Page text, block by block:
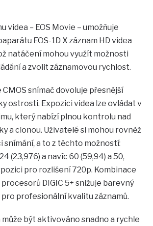
videa – EOS Movie – umožňuje
EOS-1D X záznam HD videa
natáčení mohou využít možnosti
a zvolit záznamovou rychlost.
snímač dovoluje přesnější
ostrosti. Expozici videa lze ovládat v
který nabízí plnou kontrolu nad
a clonou. Uživatelé si mohou rovněž
a to z těchto možností:
(23,976) a navíc 60 (59,94) a 50,
pro rozlišení 720p. Kombinace
DIGIC 5+ snižuje barevný
profesionální kvalitu záznamů.
být aktivováno snadno a rychle